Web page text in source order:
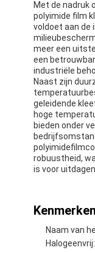
Producten
Met de nadruk
polyimide film
voldoet aan de
meer een
een
industriële
Naast zijn
geleidende
hoge
bieden onder
robuustheid,
is voor
Naam van